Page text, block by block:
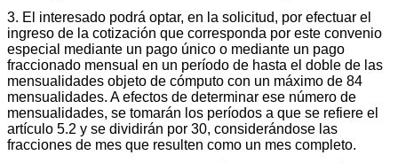
3. El interesado podrá optar, en la solicitud, por efectuar el
ingreso de la cotización que corresponda por este convenio
especial mediante un pago único o mediante un pago
fraccionado mensual en un período de hasta el doble de las
mensualidades objeto de cómputo con un máximo de 84
mensualidades. A efectos de determinar ese número de
mensualidades, se tomarán los períodos a que se refiere el
artículo 5.2 y se dividirán por 30, considerándose las
fracciones de mes que resulten como un mes completo.